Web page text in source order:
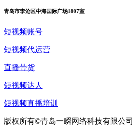
青岛市李沧区中海国际广场1807室
短视频账号
短视频代运营
直播带货
短视频达人
短视频直播培训
版权所有©青岛一瞬网络科技有限公司